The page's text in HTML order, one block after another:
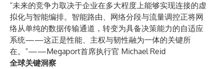
“未来的竞争力取决于企业在多大程度上能够实现连接的虚
拟化与智能编排。智能路由、网络分段与流量调控正将网
络从单纯的数据传输通道，转变为具备决策能力的自适应
系统——这正是性能、主权与韧性融为一体的关键所
在。”——Megaport首席执行官 Michael Reid
全球关键洞察